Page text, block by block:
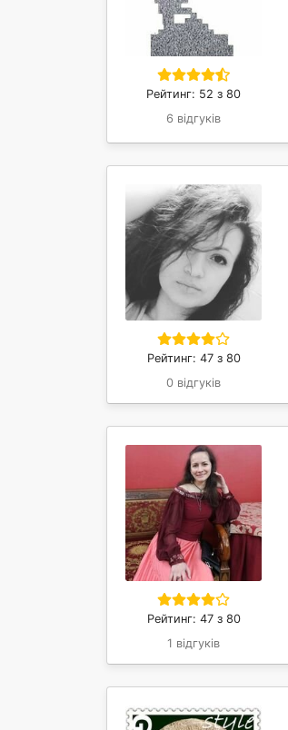
Рейтинг: 52 з 80
6 відгуків
Рейтинг: 47 з 80
0 відгуків
Рейтинг: 47 з 80
1 відгуків